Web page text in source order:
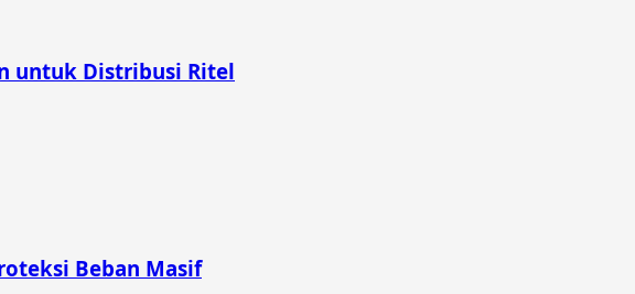
untuk Distribusi Ritel
Beban Masif